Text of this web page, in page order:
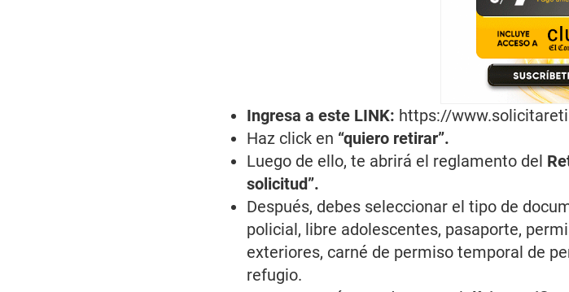
Ingresa a este LINK: https://
Haz click en “quiero retirar”.
Luego de ello, te abrirá el reglamento del
solicitud”.
Después, debes seleccionar el tipo de
policial, libre adolescentes, pasaporte,
exteriores, carné de permiso temporal de
refugio.